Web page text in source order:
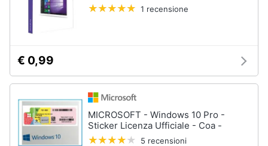
Motori
cd
dvd
Festività
e
ricorrenze
1 recensione
€ 0,99
MICROSOFT - Windows 10 Pro -
Sticker Licenza Ufficiale - Coa -
5 recensioni